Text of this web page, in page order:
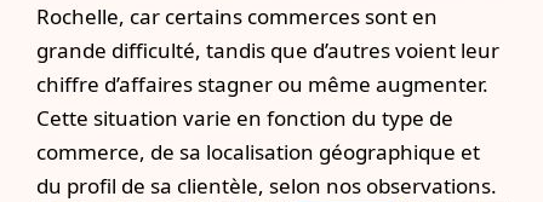
Rochelle, car certains commerces sont en
grande difficulté, tandis que d’autres voient leur
chiffre d’affaires stagner ou même augmenter.
Cette situation varie en fonction du type de
commerce, de sa localisation géographique et
du profil de sa clientèle, selon nos observations.